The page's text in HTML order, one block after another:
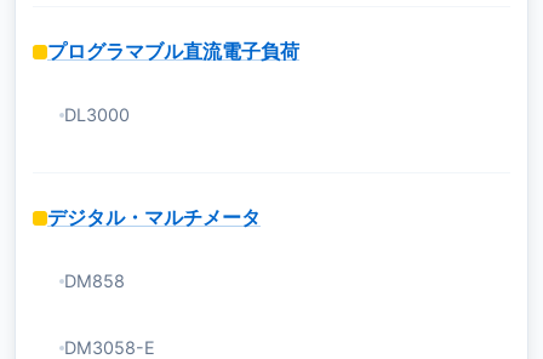
プログラマブル直流電子負荷
DL3000
デジタル・マルチメータ
DM858
DM3058-E